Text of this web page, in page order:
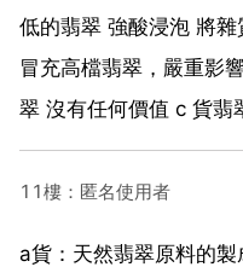
低的翡翠 強酸浸泡 將
冒充高檔翡翠，嚴重影
翠 沒有任何價值 c 貨翡
11樓：匿名使用者
a貨：天然翡翠原料的